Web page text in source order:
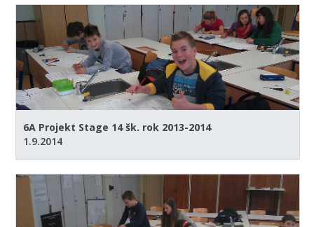
6A Projekt Stage 14 šk. rok 2013-2014
1.9.2014